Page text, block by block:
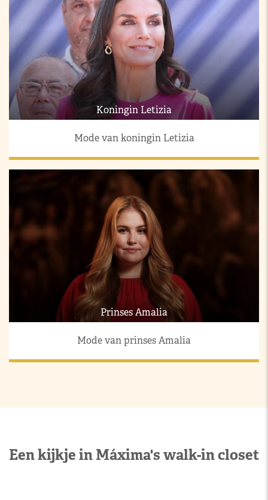
Koningin Letizia
Mode van koningin Letizia
Prinses Amalia
Mode van prinses Amalia
Een kijkje in Máxima's walk-in closet